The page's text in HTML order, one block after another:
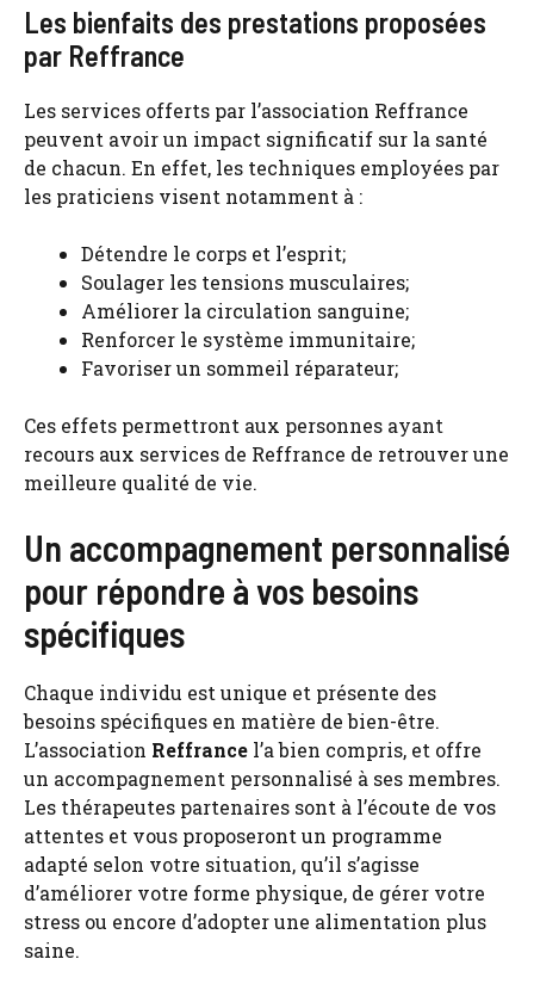
Les bienfaits des prestations proposées
par Reffrance
Les services offerts par l’association Reffrance
peuvent avoir un impact significatif sur la santé
de chacun. En effet, les techniques employées par
les praticiens visent notamment à :
Détendre le corps et l’esprit;
Soulager les tensions musculaires;
Améliorer la circulation sanguine;
Renforcer le système immunitaire;
Favoriser un sommeil réparateur;
Ces effets permettront aux personnes ayant
recours aux services de Reffrance de retrouver une
meilleure qualité de vie.
Un accompagnement personnalisé
pour répondre à vos besoins
spécifiques
Chaque individu est unique et présente des
besoins spécifiques en matière de bien-être.
L’association Reffrance l’a bien compris, et offre
un accompagnement personnalisé à ses membres.
Les thérapeutes partenaires sont à l’écoute de vos
attentes et vous proposeront un programme
adapté selon votre situation, qu’il s’agisse
d’améliorer votre forme physique, de gérer votre
stress ou encore d’adopter une alimentation plus
saine.